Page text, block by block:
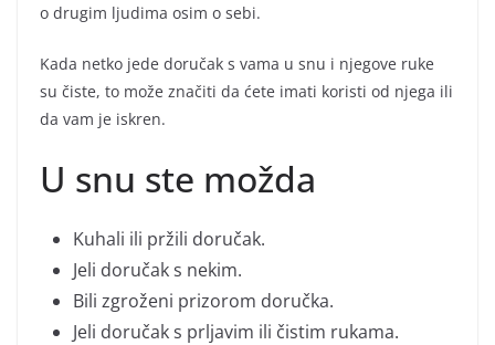
o drugim ljudima osim o sebi.
Kada netko jede doručak s vama u snu i njegove ruke
su čiste, to može značiti da ćete imati koristi od njega ili
da vam je iskren.
U snu ste možda
Kuhali ili pržili doručak.
Jeli doručak s nekim.
Bili zgroženi prizorom doručka.
Jeli doručak s prljavim ili čistim rukama.